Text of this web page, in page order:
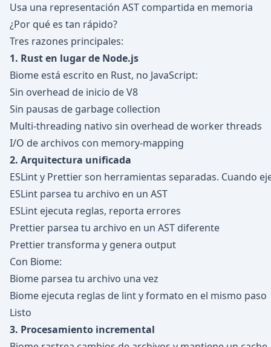
Usa una representación AST compartida en memoria
¿Por qué es tan rápido?
Tres razones principales:
1. Rust en lugar de Node.js
Biome está escrito en Rust, no JavaScript:
Sin overhead de inicio de V8
Sin pausas de garbage collection
Multi-threading nativo sin overhead de worker threads
I/O de archivos con memory-mapping
2. Arquitectura unificada
ESLint y Prettier son herramientas separadas. Cuando
ESLint parsea tu archivo en un AST
ESLint ejecuta reglas, reporta errores
Prettier parsea tu archivo en un AST diferente
Prettier transforma y genera output
Con Biome:
Biome parsea tu archivo una vez
Biome ejecuta reglas de lint y formato en el mismo paso
Listo
3. Procesamiento incremental